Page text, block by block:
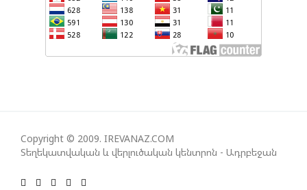
ՀԱՊԿ-Ի ՄԱՍՆԱԿՑՈՒԹՅՈՒՆԸ ՂԱՐԱԲԱՂՅԱՆ
ԳՈՐԾՈՒՆԵՈՒԹՅՈՒՆ ԱԴՐԲԵՋԱՆՈՒՄ ԱՆՕՐԻՆԱԿԱՆ
Է ՃԱՆԱՉՎԵԼ
Copyright © 2009. IREVANAZ.COM
Տեղեկատվական և վերլուծական կենտրոն - Ադրբեջան